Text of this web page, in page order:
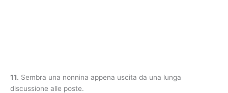
11. Sembra una nonnina appena uscita da una lunga
discussione alle poste.